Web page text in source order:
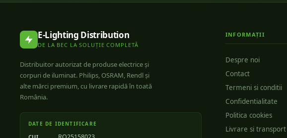
E-Lighting Distribution
DE LA BEC LA SOLUȚIE COMPLETĂ
Distribuitor autorizat de produse electrice și
corpuri de iluminat. Philips, OSRAM, Rendl și
alte mărci premium, cu livrare rapidă în toată
România.
DATE DE IDENTIFICARE
INFORMAȚII
Despre noi
Contact
Termeni si conditii
Confidentialitate
Politica cookies
Livrare si transport